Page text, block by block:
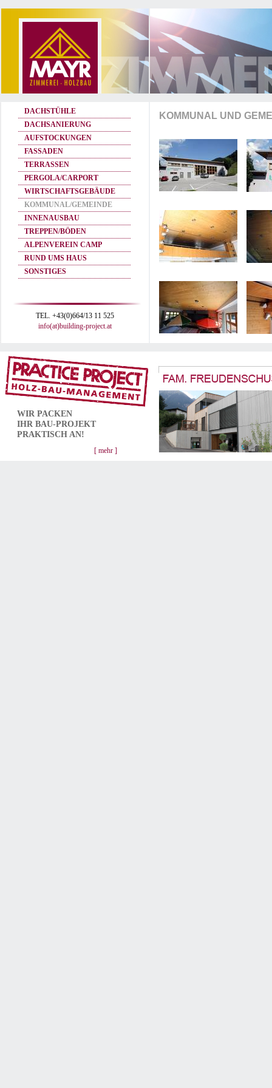
DACHSTÜHLE
DACHSANIERUNG
AUFSTOCKUNGEN
FASSADEN
TERRASSEN
PERGOLA/CARPORT
WIRTSCHAFTSGEBÄUDE
KOMMUNAL/GEMEINDE
INNENAUSBAU
TREPPEN/BÖDEN
ALPENVEREIN CAMP
RUND UMS HAUS
SONSTIGES
TEL. +43(0)664/13 11 525
info(at)building-project.at
KOMMUNAL UND
WIR PACKEN
IHR BAU-PROJEKT
PRAKTISCH AN!
[ mehr ]